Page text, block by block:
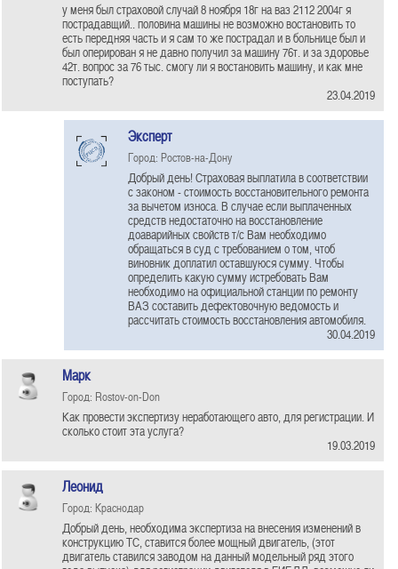
у меня был страховой случай 8 ноября 18г на ваз 2112 2004г я
пострадавщий.. половина машины не возможно востановить то
есть передняя часть и я сам то же пострадал и в больнице был и
был оперирован я не давно получил за машину 76т. и за здоровье
42т. вопрос за 76 тыс. смогу ли я востановить машину, и как мне
поступать?
23.04.2019
Эксперт
Город: Ростов-на-Дону
Добрый день! Страховая выплатила в соответствии
с законом - стоимость восстановительного ремонта
за вычетом износа. В случае если выплаченных
средств недостаточно на восстановление
доаварийных свойств т/с Вам необходимо
обращаться в суд с требованием о том, чтоб
виновник доплатил оставшуюся сумму. Чтобы
определить какую сумму истребовать Вам
необходимо на официальной станции по ремонту
ВАЗ составить дефектовочную ведомость и
рассчитать стоимость восстановления автомобиля.
30.04.2019
Марк
Город: Rostov-on-Don
Как провести экспертизу неработающего авто, для регистрации. И
сколько стоит эта услуга?
19.03.2019
Леонид
Город: Краснодар
Добрый день, необходима экспертиза на внесения изменений в
конструкцию ТС, ставится более мощный двигатель, (этот
двигатель ставился заводом на данный модельный ряд этого